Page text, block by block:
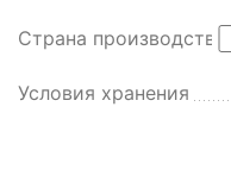
Страна производства
Условия хранения